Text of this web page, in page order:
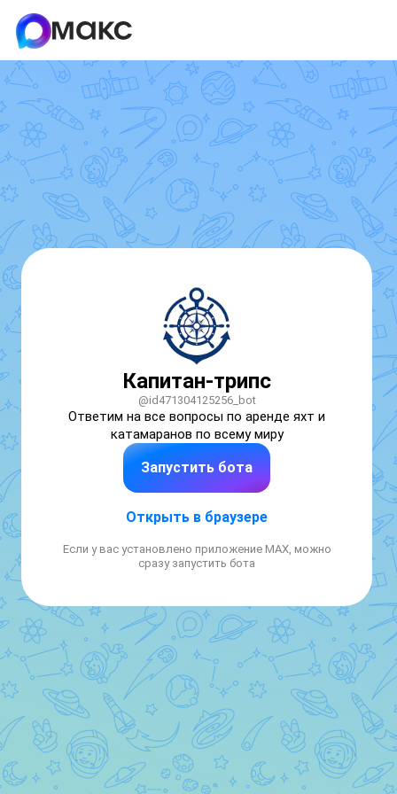
Капитан-трипс
@id471304125256_bot
Ответим на все вопросы по аренде яхт и
катамаранов по всему миру
Запустить бота
Открыть в браузере
Если у вас установлено приложение MAX, можно
сразу запустить бота